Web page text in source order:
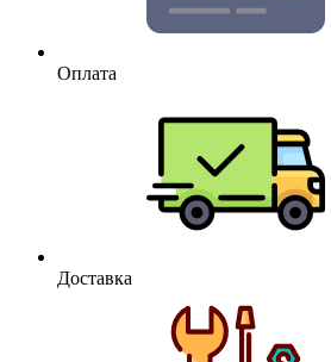
Оплата
Доставка